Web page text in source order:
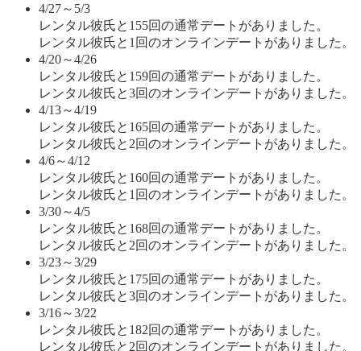
4/27～5/3
レンタル彼氏と155回の通常デートがありました。
レンタル彼氏と1回のオンラインデートがありました。
4/20～4/26
レンタル彼氏と159回の通常デートがありました。
レンタル彼氏と3回のオンラインデートがありました。
4/13～4/19
レンタル彼氏と165回の通常デートがありました。
レンタル彼氏と2回のオンラインデートがありました。
4/6～4/12
レンタル彼氏と160回の通常デートがありました。
レンタル彼氏と1回のオンラインデートがありました。
3/30～4/5
レンタル彼氏と168回の通常デートがありました。
レンタル彼氏と2回のオンラインデートがありました。
3/23～3/29
レンタル彼氏と175回の通常デートがありました。
レンタル彼氏と3回のオンラインデートがありました。
3/16～3/22
レンタル彼氏と182回の通常デートがありました。
レンタル彼氏と2回のオンラインデートがありました。